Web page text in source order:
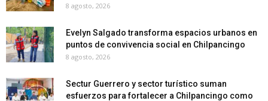
8 agosto, 2026
Evelyn Salgado transforma espacios urbanos en
puntos de convivencia social en Chilpancingo
8 agosto, 2026
Sectur Guerrero y sector turístico suman
esfuerzos para fortalecer a Chilpancingo como